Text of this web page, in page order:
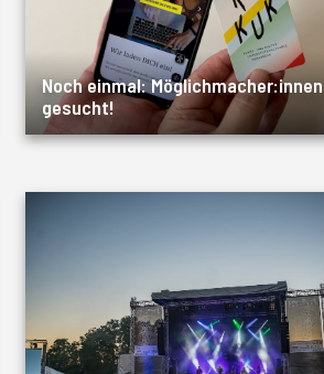
Noch einmal: Möglichmacher:innen
gesucht!